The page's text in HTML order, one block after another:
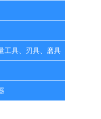
工具、刃具、磨具